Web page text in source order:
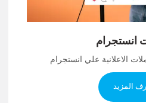
انستجرام
الاعلانية علي انستجرام
المزيد